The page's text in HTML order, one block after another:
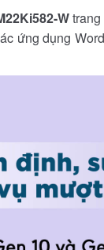
W
ứng dụng